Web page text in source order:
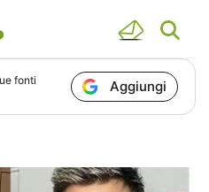
fonti
Aggiungi